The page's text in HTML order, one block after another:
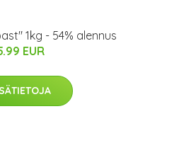
1kg - 54% alennus
EUR